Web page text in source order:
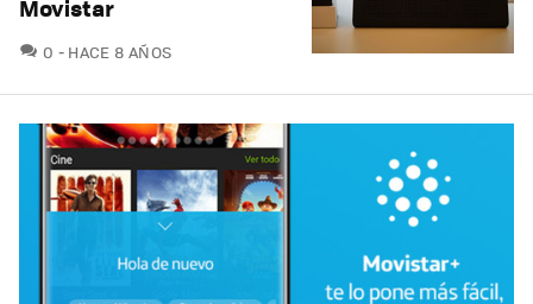
Movistar
0 COMENTARIOS
HACE 8 AÑOS